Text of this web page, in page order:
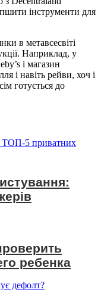
інструменти для
в метавсесвіті
Наприклад, у
і магазин
і навіть рейви, хоч і
готується до
ребенка